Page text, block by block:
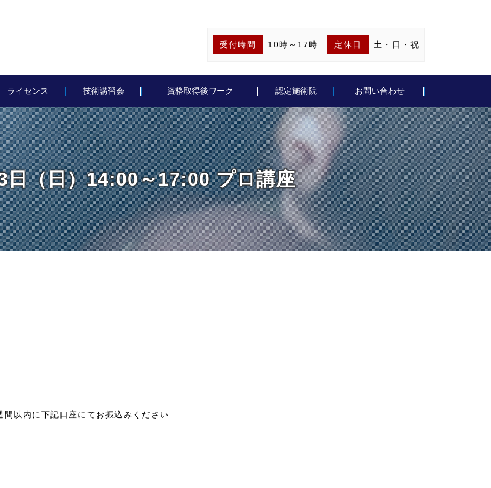
受付時間 10時～17時 定休日 土・日・祝
ライセンス 技術講習会 資格取得後ワーク 認定施術院 お問い合わせ
日（日）14:00～17:00 プロ講座
以内に下記口座にてお振込みください